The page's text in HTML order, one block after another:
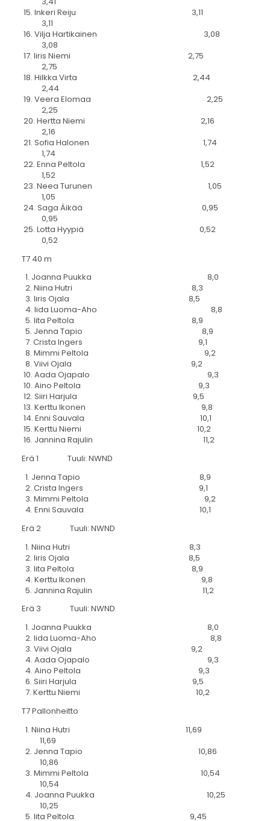
15. Inkeri Reiju 3,11
3,11
16. Vilja Hartikainen 3,08
3,08
17. Iiris Niemi 2,75
2,75
18. Hilkka Virta 2,44
2,44
19. Veera Elomaa 2,25
2,25
20. Hertta Niemi 2,16
2,16
21. Sofia Halonen 1,74
1,74
22. Enna Peltola 1,52
1,52
23. Neea Turunen 1,05
1,05
24. Saga Äikää 0,95
0,95
25. Lotta Hyypiä 0,52
0,52
T7 40 m
1. Joanna Puukka 8,0
2. Niina Hutri 8,3
3. Iiris Ojala 8,5
4. Iida Luoma-Aho 8,8
5. Iita Peltola 8,9
5. Jenna Tapio 8,9
7. Crista Ingers 9,1
8. Mimmi Peltola 9,2
8. Viivi Ojala 9,2
10. Aada Ojapalo 9,3
10. Aino Peltola 9,3
12. Siiri Harjula 9,5
13. Kerttu Ikonen 9,8
14. Enni Sauvala 10,1
15. Kerttu Niemi 10,2
16. Jannina Rajulin 11,2
Erä 1 Tuuli: NWND
1. Jenna Tapio 8,9
2. Crista Ingers 9,1
3. Mimmi Peltola 9,2
4. Enni Sauvala 10,1
Erä 2 Tuuli: NWND
1. Niina Hutri 8,3
2. Iiris Ojala 8,5
3. Iita Peltola 8,9
4. Kerttu Ikonen 9,8
5. Jannina Rajulin 11,2
Erä 3 Tuuli: NWND
1. Joanna Puukka 8,0
2. Iida Luoma-Aho 8,8
3. Viivi Ojala 9,2
4. Aada Ojapalo 9,3
4. Aino Peltola 9,3
6. Siiri Harjula 9,5
7. Kerttu Niemi 10,2
T7 Pallonheitto
1. Niina Hutri 11,69
11,69
2. Jenna Tapio 10,86
10,86
3. Mimmi Peltola 10,54
10,54
4. Joanna Puukka 10,25
10,25
5. Iita Peltola 9,45